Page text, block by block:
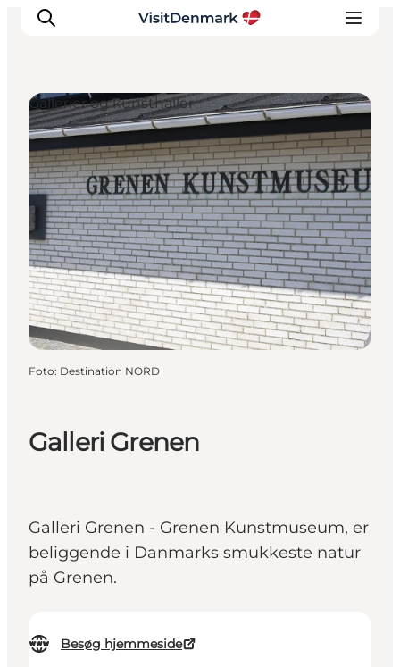
Inspiration
Destinationer
Oplevelser
Overnatning
Planlæg ferien
Galleri Grenen
Galleri Grenen - Grenen Kunstmuseum, er
beliggende i Danmarks smukkeste natur
på Grenen.
Besøg hjemmeside
Gallerier og kunsthaller
Foto: Destination NORD